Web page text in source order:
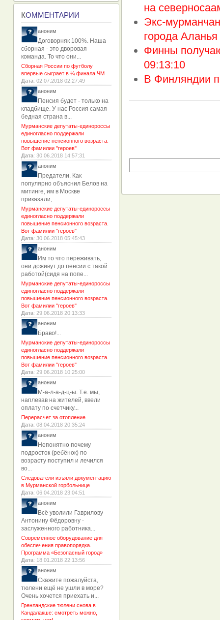
на
Экс-
города
Финны
09:13:10
В Финляндии
КОММЕНТАРИИ
аноним
Договорняк 100%. Наша
сборная - это дворовая
команда. То что они...
Сборная России по футболу
впервые сыграет в ¼ финала ЧМ
Дата: 02.07.2018 02:27:49
аноним
Пенсия будет - только на
кладбище. У нас Россия самая
бедная страна в...
Мурманские депутаты-единороссы
единогласно поддержали
повышение пенсионного возраста.
Вот фамилии "героев"
Дата: 30.06.2018 14:57:31
аноним
Предатели. Как
популярно объяснил Белов на
митинге, им в Москве
приказали,...
Мурманские депутаты-единороссы
единогласно поддержали
повышение пенсионного возраста.
Вот фамилии "героев"
Дата: 30.06.2018 05:45:43
аноним
Им то что переживать,
они доживут до пенсии с такой
работой(сидя на попе...
Мурманские депутаты-единороссы
единогласно поддержали
повышение пенсионного возраста.
Вот фамилии "героев"
Дата: 29.06.2018 20:13:33
аноним
Браво!...
Мурманские депутаты-единороссы
единогласно поддержали
повышение пенсионного возраста.
Вот фамилии "героев"
Дата: 29.06.2018 10:25:00
аноним
М-а-л-а-д-ц-ы. Т.е. мы,
наплевав на жителей, ввели
оплату по счетчику...
Перерасчет за отопление
Дата: 08.04.2018 20:35:24
аноним
Непонятно почему
подросток (ребёнок) по
возрасту поступил и лечился
во...
Следователи изъяли документацию
в Мурманской горбольнице
Дата: 06.04.2018 23:04:51
аноним
Всё уволили Гаврилову
Антонину Фёдоровну -
заслуженного работника...
Современное оборудование для
обеспечения правопорядка.
Программа «Безопасный город»
Дата: 18.01.2018 22:13:56
аноним
Скажите пожалуйста,
тюлени ещё не ушли в море?
Очень хочется приехать и...
Гренландские тюлени снова в
Кандалакше: смотреть можно,